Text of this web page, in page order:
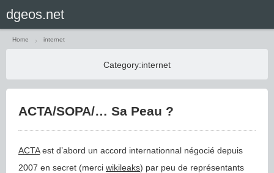
Home internet
Category:internet
ACTA/SOPA/… Sa Peau ?
ACTAest d’abord un accord internationnal négocié depuis
2007 en secret (merci wikileaks) par peu de représentants